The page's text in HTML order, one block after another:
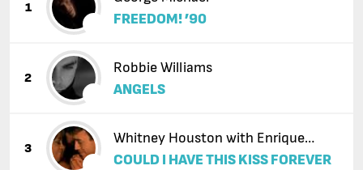
1
FREEDOM! ’90
2
Robbie Williams
ANGELS
3
Whitney Houston with Enrique
Iglesias
COULD I HAVE THIS KISS FOREVER